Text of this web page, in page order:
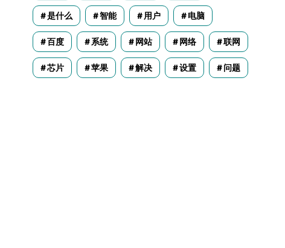
是什么 智能 用户 电脑
百度 系统 网站 网络 联网
芯片 苹果 解决 设置 问题